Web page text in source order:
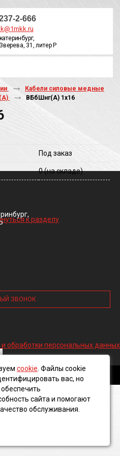
2-666
31, литер Р
Кабели силовые медные
ВБбШнг(A) 1х16
Под заказ
0(на складе)
к разделу
ЗВОНОК
обработки персональных данных
компания, 2016 ©
cookie . Файлы cookie
вас, но
сайта и помогают
обслуживания.